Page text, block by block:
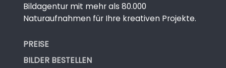
Bildagentur mit mehr als 80.000
Naturaufnahmen für Ihre kreativen Projekte.
PREISE
BILDER BESTELLEN